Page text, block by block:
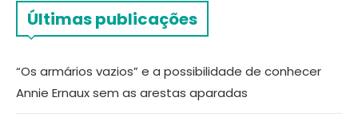
Últimas publicações
“Os armários vazios” e a possibilidade de conhecer
Annie Ernaux sem as arestas aparadas